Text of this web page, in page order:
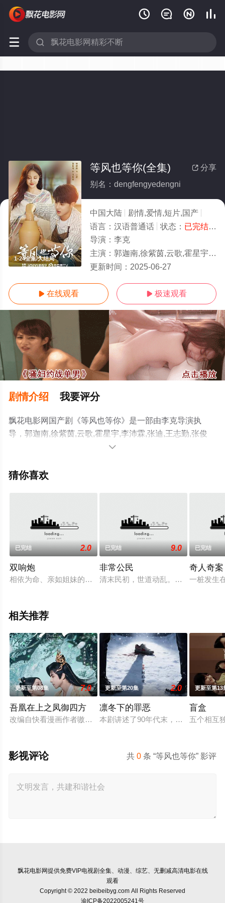
   
 
1-24全集/大结局
 分享
等风也等你(全集)
别名：dengfengyedengni
中国大陆 剧情,爱情,短片,国产
语言： 汉语普通话 状态： 已完结- 免
导演： 李克
主演： 郭迦南,徐紫茵,云歌,霍星宇,李沛霖,张迪,王志勤,张俊炜,郭卫鹏
更新时间： 2025-06-27
 在线观看  极速观看
剧情介绍 我要评分
飘花电影网国产剧《等风也等你》是一部由李克导演执
导，郭迦南,徐紫茵,云歌,霍星宇,李沛霖,张迪,王志勤,张俊
炜,郭卫鹏等演员精彩演绎的中国大陆电视剧，大结局剧情
视剧全集就上飘花影院，更多相关信息可移步至豆瓣电视

猜你喜欢
已完结 2.0
双响炮
相依为命、亲如姐妹的母女俩游萍（白冰冰 饰）和吕霞（陈好
已完结 9.0
非常公民
清末民初，世道动乱。古老而腐朽的
已完结
奇人奇案
一桩发生
相关推荐
更新至第08集 7.0
吾凰在上之凤御四方
改编自快看漫画作者嗷小泽的独家连载漫画《吾凰在上》。现
更新至第20集 2.0
凛冬下的罪恶
本剧讲述了90年代末，怒河市刑侦支
更新至第13
盲盒
五个相互
共0 条 “等风也等你” 影评
影视评论
飘花电影网提供免费VIP电视剧全集、动漫、综艺、无删减高清电影在线
观看
Copyright © 2022 beibeibyg.com All Rights Reserved
渝ICP备2022005241号